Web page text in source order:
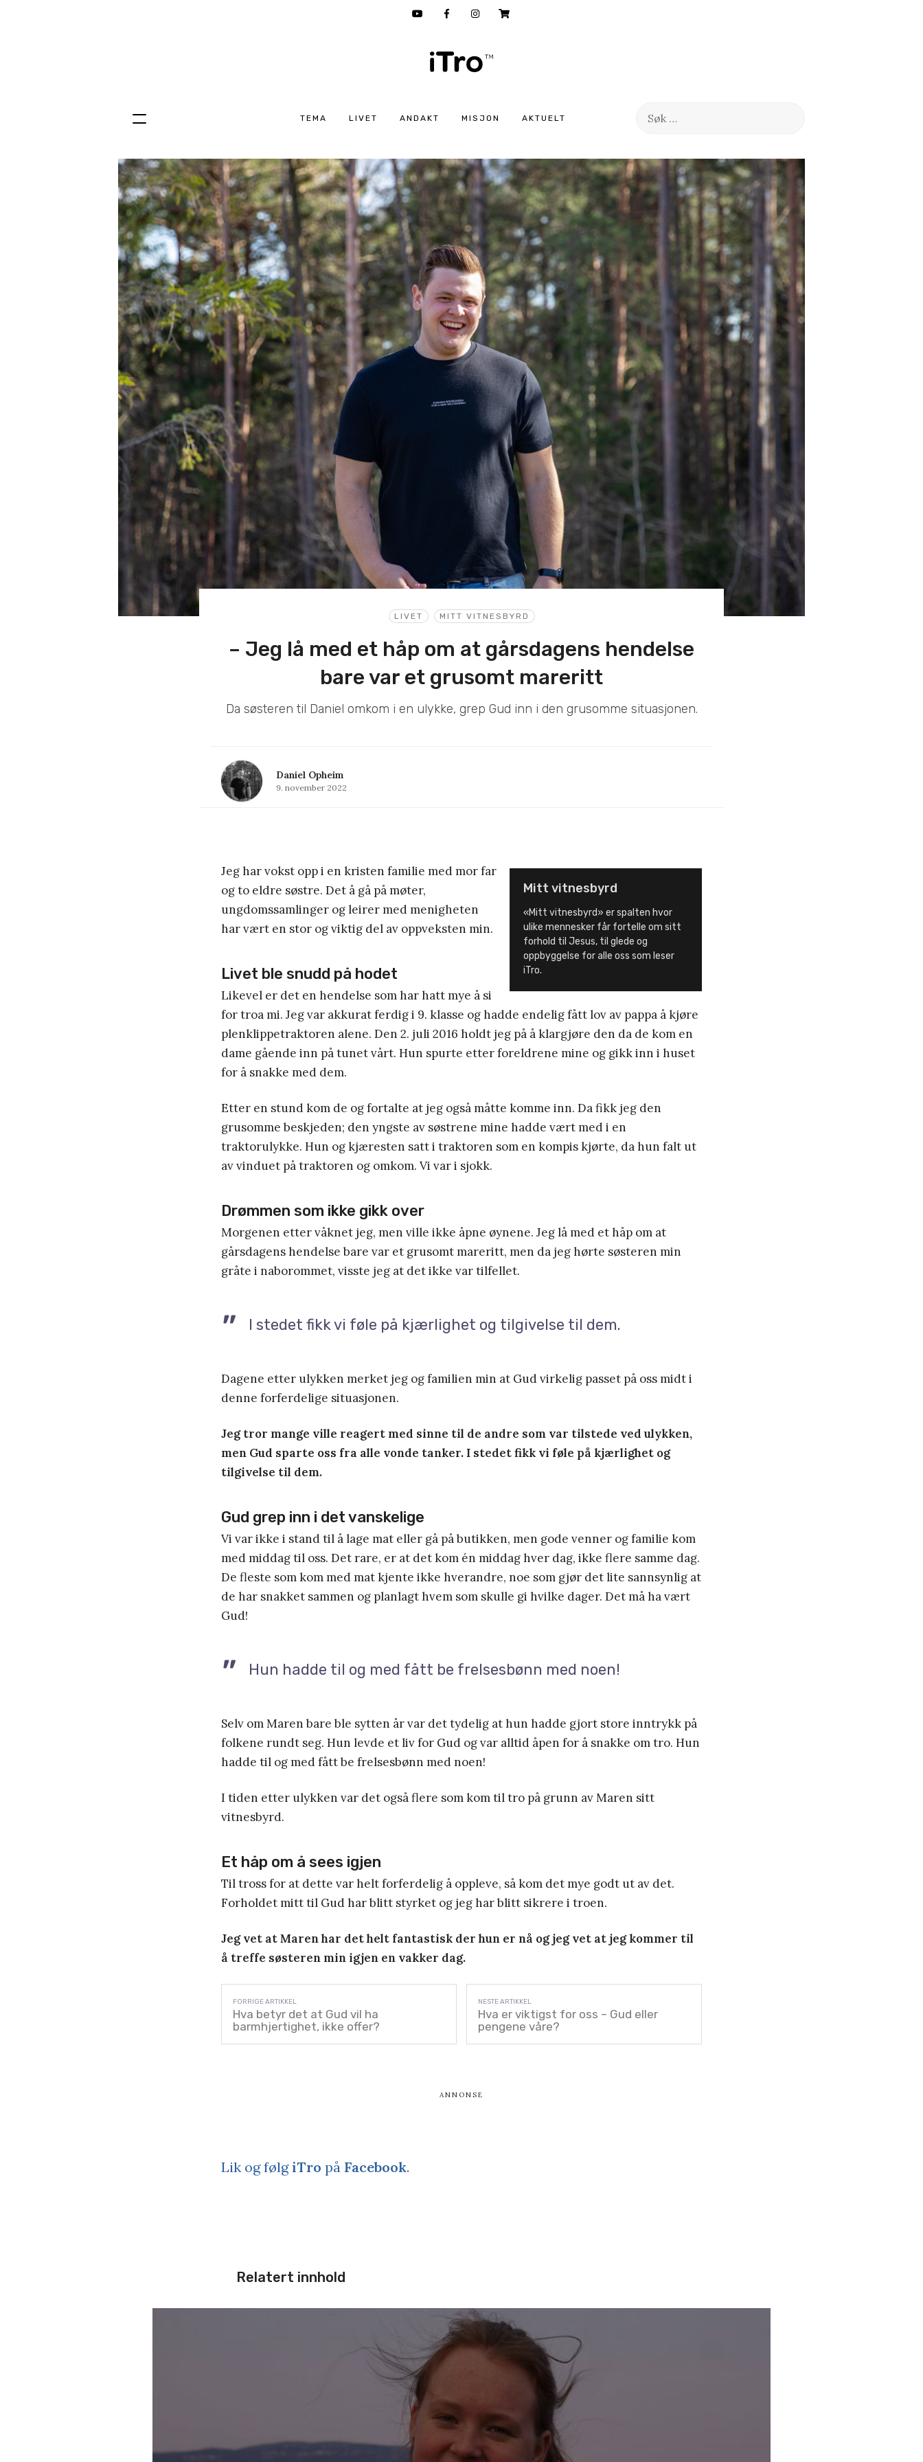
TEMA LIVET ANDAKT MISJON AKTUELT
Søk
Hopp
innhold
LIVET MITT VITNESBYRD
– Jeg lå med et håp om at gårsdagens hendelse
bare var et grusomt mareritt
Da søsteren til Daniel omkom i en ulykke, grep Gud inn i den grusomme situasjonen.
Daniel Opheim
9. november 2022
Mitt vitnesbyrd
«Mitt vitnesbyrd» er spalten hvor
ulike mennesker får fortelle om sitt
forhold til Jesus, til glede og
oppbyggelse for alle oss som leser
iTro.
Jeg har vokst opp i en kristen familie med mor far
og to eldre søstre. Det å gå på møter,
ungdomssamlinger og leirer med menigheten
har vært en stor og viktig del av oppveksten min.
Livet ble snudd på hodet
Likevel er det en hendelse som har hatt mye å si
for troa mi. Jeg var akkurat ferdig i 9. klasse og hadde endelig fått lov av pappa å kjøre
plenklippetraktoren alene. Den 2. juli 2016 holdt jeg på å klargjøre den da de kom en
dame gående inn på tunet vårt. Hun spurte etter foreldrene mine og gikk inn i huset
for å snakke med dem.
Etter en stund kom de og fortalte at jeg også måtte komme inn. Da fikk jeg den
grusomme beskjeden; den yngste av søstrene mine hadde vært med i en
traktorulykke. Hun og kjæresten satt i traktoren som en kompis kjørte, da hun falt ut
av vinduet på traktoren og omkom. Vi var i sjokk.
Drømmen som ikke gikk over
Morgenen etter våknet jeg, men ville ikke åpne øynene. Jeg lå med et håp om at
gårsdagens hendelse bare var et grusomt mareritt, men da jeg hørte søsteren min
gråte i naborommet, visste jeg at det ikke var tilfellet.
I stedet fikk vi føle på kjærlighet og tilgivelse til dem.
Dagene etter ulykken merket jeg og familien min at Gud virkelig passet på oss midt i
denne forferdelige situasjonen.
Jeg tror mange ville reagert med sinne til de andre som var tilstede ved ulykken,
men Gud sparte oss fra alle vonde tanker. I stedet fikk vi føle på kjærlighet og
tilgivelse til dem.
Gud grep inn i det vanskelige
Vi var ikke i stand til å lage mat eller gå på butikken, men gode venner og familie kom
med middag til oss. Det rare, er at det kom én middag hver dag, ikke flere samme dag.
De fleste som kom med mat kjente ikke hverandre, noe som gjør det lite sannsynlig at
de har snakket sammen og planlagt hvem som skulle gi hvilke dager. Det må ha vært
Gud!
Hun hadde til og med fått be frelsesbønn med noen!
Selv om Maren bare ble sytten år var det tydelig at hun hadde gjort store inntrykk på
folkene rundt seg. Hun levde et liv for Gud og var alltid åpen for å snakke om tro. Hun
hadde til og med fått be frelsesbønn med noen!
I tiden etter ulykken var det også flere som kom til tro på grunn av Maren sitt
vitnesbyrd.
Et håp om å sees igjen
Til tross for at dette var helt forferdelig å oppleve, så kom det mye godt ut av det.
Forholdet mitt til Gud har blitt styrket og jeg har blitt sikrere i troen.
Jeg vet at Maren har det helt fantastisk der hun er nå og jeg vet at jeg kommer til
å treffe søsteren min igjen en vakker dag.
Hva betyr det at Gud vil ha
barmhjertighet, ikke offer?
Hva er viktigst for oss – Gud eller
pengene våre?
Lik og følgiTro på Facebook.
Relatert innhold